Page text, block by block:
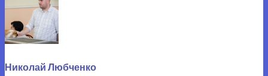
Николай Любченко